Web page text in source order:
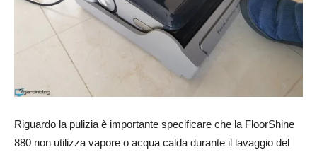
Riguardo la pulizia è importante specificare che la FloorShine
880 non utilizza vapore o acqua calda durante il lavaggio del